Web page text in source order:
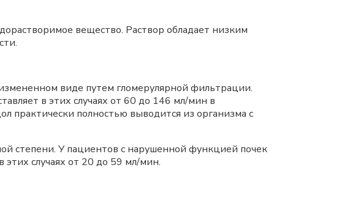
вещество. Раствор обладает низким
виде путем гломерулярной фильтрации.
в этих случаях от 60 до 146 мл/мин в
практически полностью выводится из организма с
степени. У пациентов с нарушенной функцией почек
этих случаях от 20 до 59 мл/мин.